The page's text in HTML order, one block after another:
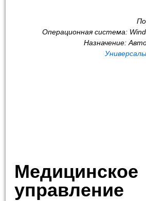
Операционная система:
Назначение:
Медицинское
управление